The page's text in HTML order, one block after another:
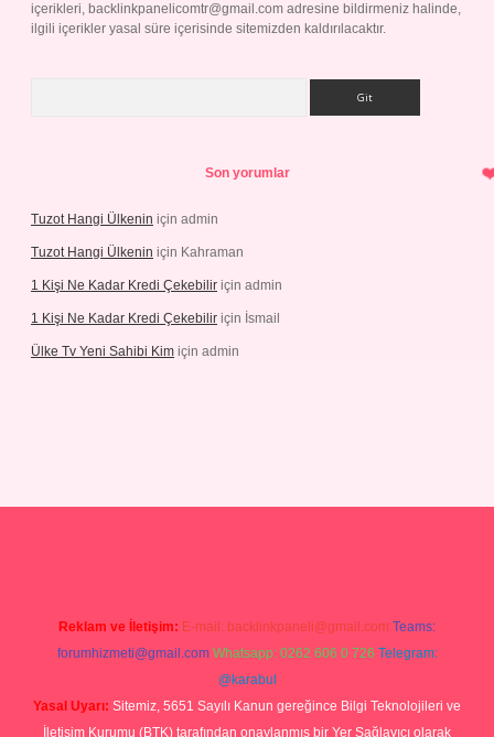
içerikleri, backlinkpanelicomtr@gmail.com adresine bildirmeniz halinde,
ilgili içerikler yasal süre içerisinde sitemizden kaldırılacaktır.
Son yorumlar
Tuzot Hangi Ülkenin için admin
Tuzot Hangi Ülkenin için Kahraman
1 Kişi Ne Kadar Kredi Çekebilir için admin
1 Kişi Ne Kadar Kredi Çekebilir için İsmail
Ülke Tv Yeni Sahibi Kim için admin
Reklam ve İletişim: E-mail: backlinkpaneli@gmail.com Teams:
forumhizmeti@gmail.com Whatsapp: 0262 606 0 726 Telegram:
@karabul
Yasal Uyarı: Sitemiz, 5651 Sayılı Kanun gereğince Bilgi Teknolojileri ve
İletişim Kurumu (BTK) tarafından onaylanmış bir Yer Sağlayıcı olarak